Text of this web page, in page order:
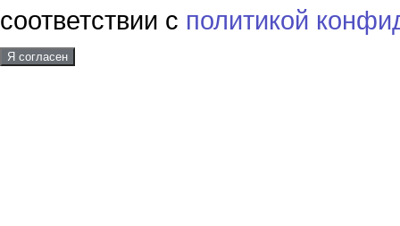
соответствии с политикой
Я согласен